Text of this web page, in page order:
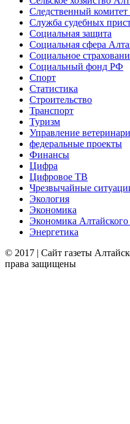
Следственный
Служба судебных
Социальная защита
Социальная сфера
Социальное
Социальный фонд РФ
Спорт
Статистика
Строительство
Транспорт
Туризм
Управление
федеральные проекты
Финансы
Цифра
Цифровое ТВ
Чрезвычайные
Экология
Экономика
Экономика Алтайского
Энергетика
© 2017 | Сайт газеты
права защищены